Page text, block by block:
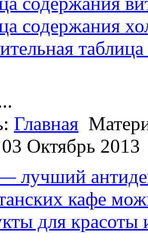
содержания
Главная
03 Октябрь 2013
лучший
кафе
для красоты